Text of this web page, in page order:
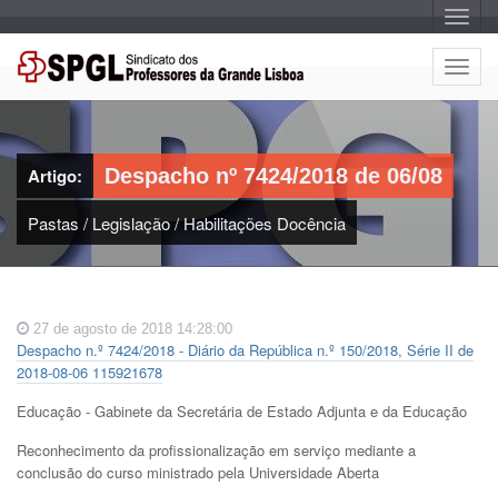
A
l
t
e
r
a
o
A
l
t
n
a
a
Artigo: Despacho nº 7424/2018 de 06/08
Pastas / Legislação/Habilitações Docência
27 de agosto de 2018 14:28:00
Despacho n.º 7424/2018 - Diário da República n.º 150/2018, Série II de
2018-08-06 115921678
Educação - Gabinete da Secretária de Estado Adjunta e da Educação
Reconhecimento da profissionalização em serviço mediante a
conclusão do curso ministrado pela Universidade Aberta